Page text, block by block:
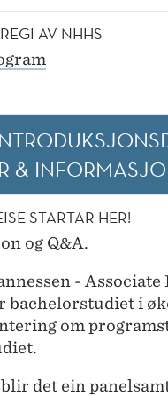
AV NHHS
&
STARTAR HER!
og Q&A.
- Associate
bachelorstudiet i
om
det ein